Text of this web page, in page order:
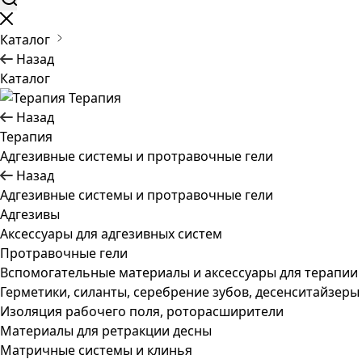
Каталог
Назад
Каталог
Терапия
Назад
Терапия
Адгезивные системы и протравочные гели
Назад
Адгезивные системы и протравочные гели
Адгезивы
Аксессуары для адгезивных систем
Протравочные гели
Вспомогательные материалы и аксессуары для терапии
Герметики, силанты, серебрение зубов, десенситайзеры
Изоляция рабочего поля, роторасширители
Материалы для ретракции десны
Матричные системы и клинья